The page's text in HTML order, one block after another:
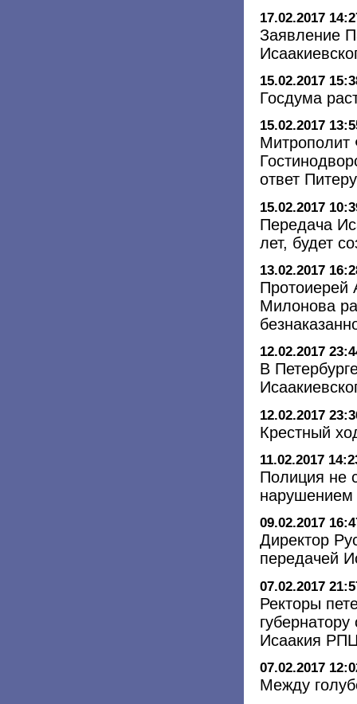
17.02.2017
Заявление
15.02.2017
Госдума
15.02.2017
Митрополит
ответ
15.02.2017
Передача
лет, будет
13.02.2017
Протоиерей
Милонова
12.02.2017
В
12.02.2017
Крестный
11.02.2017
Полиция не
нарушением
09.02.2017
Директор
передачей
07.02.2017
Ректоры
Исаакия
07.02.2017
Между